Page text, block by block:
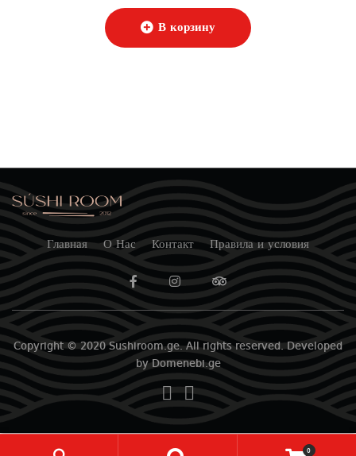
В корзину
Главная О Нас Контакт Правила и условия
Copyright © 2020 Sushiroom.ge. All rights reserved. Developed
by Domenebi.ge
0